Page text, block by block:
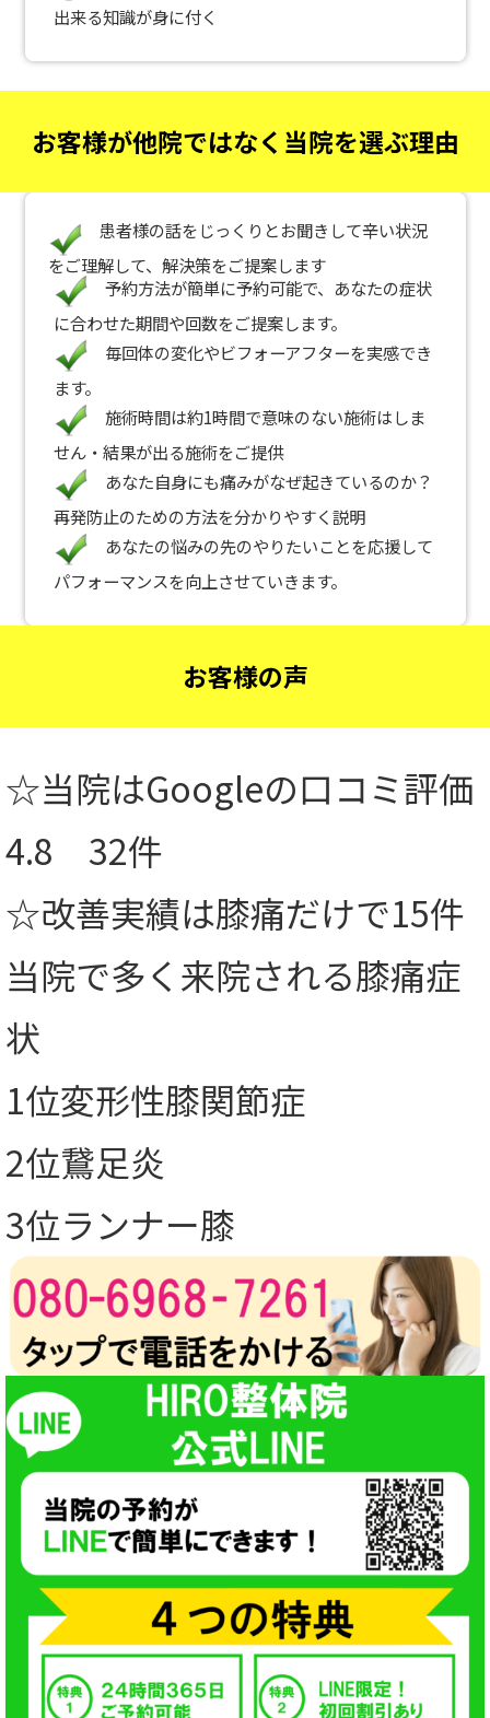
出来る知識が身に付く
お客様が他院ではなく当院を選ぶ理由
患者様の話をじっくりとお聞きして辛い状況
をご理解して、解決策をご提案します
予約方法が簡単に予約可能で、あなたの症状
に合わせた期間や回数をご提案します。
毎回体の変化やビフォーアフターを実感でき
ます。
施術時間は約1時間で意味のない施術はしま
せん・結果が出る施術をご提供
あなた自身にも痛みがなぜ起きているのか？
再発防止のための方法を分かりやすく説明
あなたの悩みの先のやりたいことを応援して
パフォーマンスを向上させていきます。
お客様の声
☆当院はGoogleの口コミ評価
4.8 32件
☆改善実績は膝痛だけで15件
当院で多く来院される膝痛症
状
1位変形性膝関節症
2位鵞足炎
3位ランナー膝